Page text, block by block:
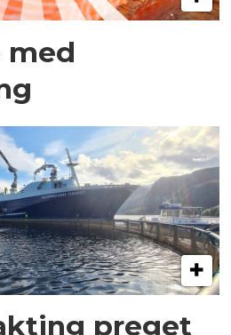
med
preget